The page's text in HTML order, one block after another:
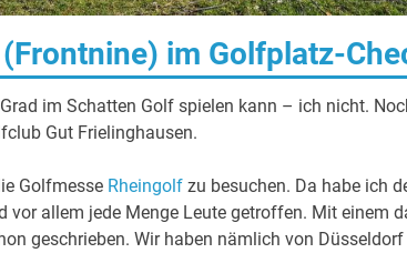
im Golfplatz-
im Schatten Golf spielen kann – ich nicht.
Gut Frielinghausen.
Golfmesse Rheingolfzu besuchen. Da habe ich
allem jede Menge Leute getroffen. Mit einem
geschrieben. Wir haben nämlich von